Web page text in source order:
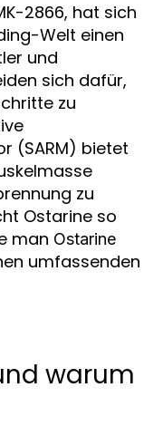
2866, hat sich
Welt einen
und
sich dafür,
zu
(SARM) bietet
zu
Ostarine so
man Ostarine
umfassenden
warum